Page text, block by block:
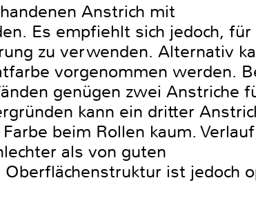
Anstrich mit
Es empfiehlt sich jedoch, für
zu verwenden. Alternativ
vorgenommen werden.
genügen zwei Anstriche
kann ein dritter
beim Rollen kaum.
als von guten
ist jedoch